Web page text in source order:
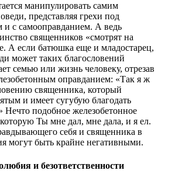
манипулировать самим
представляя грехи под
и с самооправданием. А ведь
священников «смотрят на
А если батюшка еще и младостарец,
может таких благословений
семью или жизнь человеку, отрезав
оправданием: «Так я ж
священника, который
и имеет сугубую благодать
Нечто подобное железобетонное
Ты мне дал, мне дала, и я ел.
себя и священника в
могут быть крайне негативными.
и безответственности